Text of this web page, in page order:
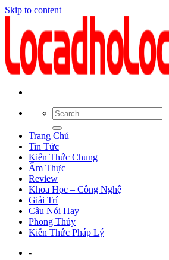
Skip to content
Trang Chủ
Tin Tức
Kiến Thức Chung
Ẩm Thực
Review
Khoa Học – Công Nghệ
Giải Trí
Câu Nói Hay
Phong Thủy
Kiến Thức Pháp Lý
-